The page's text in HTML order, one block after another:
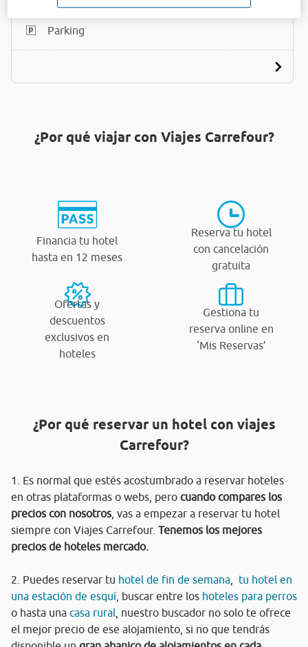
Internet
Parking
¿Por qué viajar con Viajes Carrefour?
Financia tu hotel
hasta en 12 meses
Reserva tu hotel
con cancelación
gratuita
Ofertas y
descuentos
exclusivos en
hoteles
Gestiona tu
reserva online en
‘Mis Reservas’
¿Por qué reservar un hotel con viajes
Carrefour?
1. Es normal que estés acostumbrado a reservar hoteles
en otras plataformas o webs, pero cuando compares los
precios con nosotros, vas a empezar a reservar tu hotel
siempre con Viajes Carrefour. Tenemos los mejores
precios de hoteles mercado.
2. Puedes reservar tu hotel de fin de semana
tu hotel en
una estación de esquí , buscar entre los hoteles para perros
o hasta una casa rural , nuestro buscador no solo te ofrece
el mejor precio de ese alojamiento, si no que tendrás